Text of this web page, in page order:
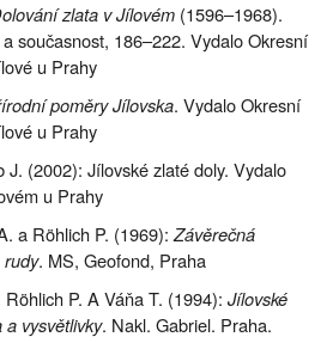
zlata v Jílovém (1596–1968).
současnost, 186–222. Vydalo Okresní
u Prahy
poměry Jílovska. Vydalo Okresní
u Prahy
J. (2002): Jílovské zlaté doly. Vydalo
u Prahy
a Röhlich P. (1969):Závěrečná
. MS, Geofond, Praha
P. A Váňa T. (1994): Jílovské
vysvětlivky. Nakl. Gabriel. Praha.